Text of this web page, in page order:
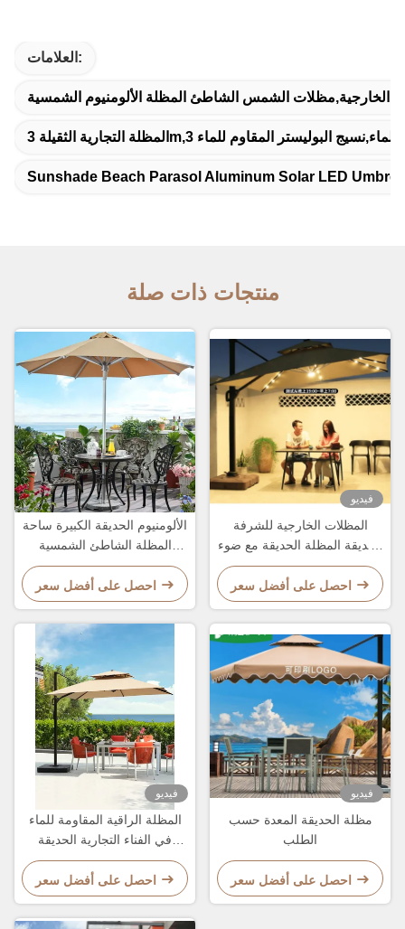
العلامات:
Sunshade Beach Parasol Aluminum Solar LED
منتجات ذات صلة
الألومنيوم الحديقة الكبيرة ساحة
المظلة الشاطئ الشمسية
الشمسية الشمسية المظلة
2.7M
احصل على أفضل سعر
فيديو
المظلات الخارجية للشرفة
الحديقة المظلة الحديقة مع ضوء
LED والشعار المخصص
احصل على أفضل سعر
فيديو
المظلة الراقية المقاومة للماء
في الفناء التجارية الحديقة
الشمسية المقاومة الشمسية
احصل على أفضل سعر
فيديو
مظلة الحديقة المعدة حسب
الطلب
احصل على أفضل سعر